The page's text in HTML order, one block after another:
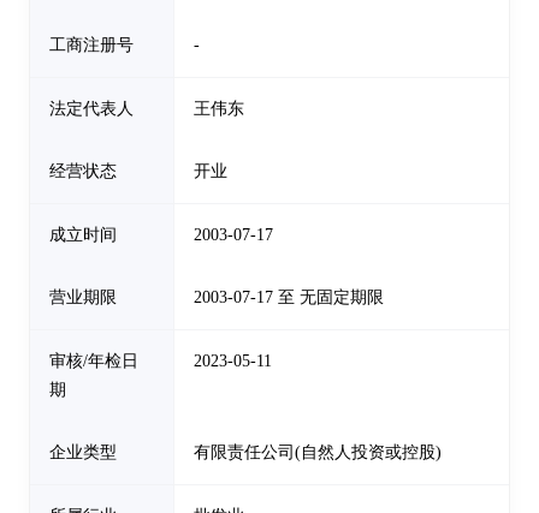
工商注册号 -
法定代表人 王伟东
经营状态 开业
成立时间 2003-07-17
营业期限 2003-07-17 至 无固定期限
审核/年检日
期
2023-05-11
企业类型 有限责任公司(自然人投资或控股)